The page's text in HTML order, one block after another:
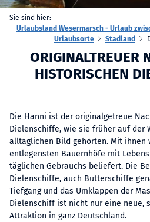
Sie sind hier:
Urlaubsland Wesermarsch - Urlaub
Urlaubsorte
Stadland
ORIGINALTREUER
HISTORISCHEN
Die Hanni ist der originalgetreue
Dielenschiffe, wie sie früher auf der
alltäglichen Bild gehörten. Mit ihnen
entlegensten Bauernhöfe mit
täglichen Gebrauchs beliefert. Die
Dielenschiffe, auch Butterschiffe
Tiefgang und das Umklappen der
Dielenschiff ist nicht nur eine neue,
Attraktion in ganz Deutschland.